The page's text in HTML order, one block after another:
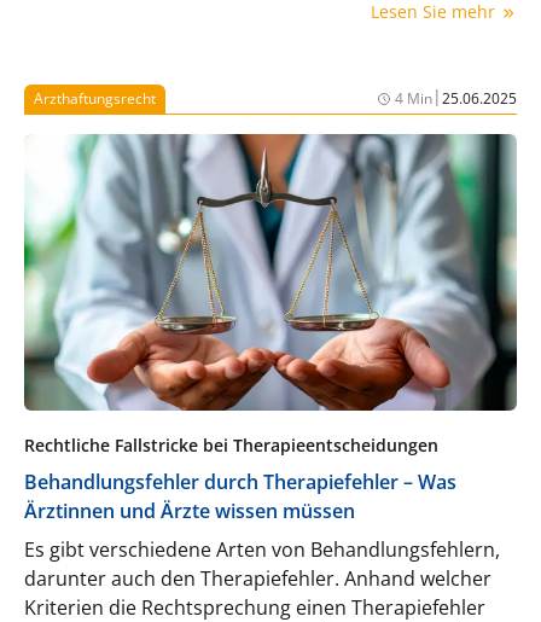
Lesen Sie mehr
Arzthaftungsrecht 4 Min|25.06.2025
Rechtliche Fallstricke bei Therapieentscheidungen
Behandlungsfehler durch Therapiefehler – Was
Ärztinnen und Ärzte wissen müssen
Es gibt verschiedene Arten von Behandlungsfehlern,
darunter auch den Therapiefehler. Anhand welcher
Kriterien die Rechtsprechung einen Therapiefehler